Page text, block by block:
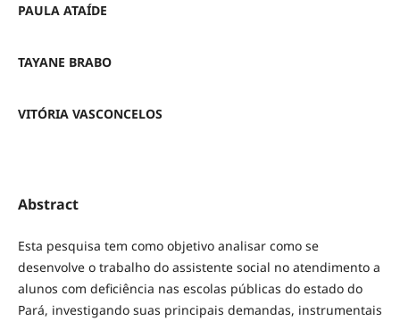
PAULA ATAÍDE
TAYANE BRABO
VITÓRIA VASCONCELOS
Abstract
Esta pesquisa tem como objetivo analisar como se
desenvolve o trabalho do assistente social no atendimento a
alunos com deficiência nas escolas públicas do estado do
Pará, investigando suas principais demandas, instrumentais